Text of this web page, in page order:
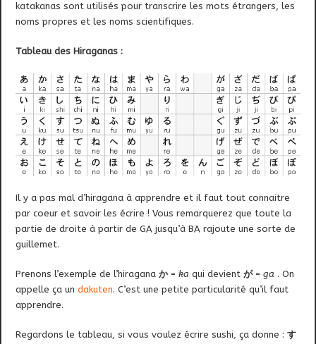
katakanas sont utilisés pour transcrire les mots étrangers, les
noms propres et les noms scientifiques.
Tableau des Hiraganas :
Il y a pas mal d’hiragana à apprendre et il faut tout connaitre
par coeur et savoir les écrire ! Vous remarquerez que toute la
partie de droite à partir de GA jusqu’à BA rajoute une sorte de
guillemet.
Prenons l’exemple de l’hiraganaか=ka qui devientが=ga . On
appelle ça undakuten. C’est une petite particularité qu’il faut
apprendre.
Regardons le tableau, si vous voulez écrire sushi, ça donne :す